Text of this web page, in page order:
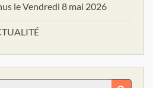
le Vendredi 8 mai 2026